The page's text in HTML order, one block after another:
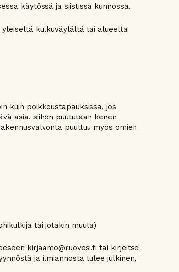
käytössä ja siistissä kunnossa.
kulkuväylältä tai alueelta
kuin poikkeustapauksissa, jos
asia, siihen puututaan kenen
puuttuu myös omien
tai jotakin muuta)
kirjaamo@ruovesi.fi tai kirjeitse
ja ilmiannosta tulee julkinen,